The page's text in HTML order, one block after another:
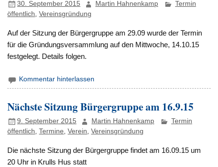
30. September 2015 Martin Hahnenkamp
Termin
öffentlich ,Vereinsgründung
Auf der Sitzung der Bürgergruppe am 29.09 wurde der Termin
für die Gründungsversammlung auf den Mittwoche, 14.10.15
festgelegt. Details folgen.
Kommentar hinterlassen
Nächste Sitzung Bürgergruppe am 16.9.15
9. September 2015 Martin Hahnenkamp
Termin
öffentlich ,Termine ,Verein ,Vereinsgründung
Die nächste Sitzung der Bürgergruppe findet am 16.09.15 um
20 Uhr in Krulls Hus statt